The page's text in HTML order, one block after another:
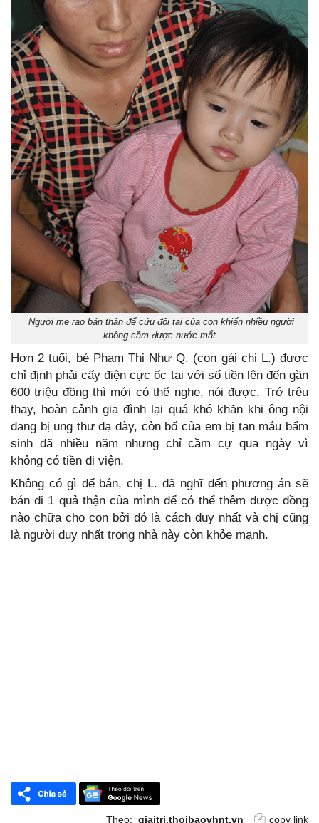
Người mẹ rao bán thận để cứu đôi tai của con khiến nhiều người
không cầm được nước mắt
Hơn 2 tuổi, bé Phạm Thị Như Q. (con gái chị L.) được
chỉ định phải cấy điện cực ốc tai với số tiền lên đến gần
600 triệu đồng thì mới có thể nghe, nói được. Trớ trêu
thay, hoàn cảnh gia đình lại quá khó khăn khi ông nội
đang bị ung thư dạ dày, còn bố của em bị tan máu bẩm
sinh đã nhiều năm nhưng chỉ cầm cự qua ngày vì
không có tiền đi viện.
Không có gì để bán, chị L. đã nghĩ đến phương án sẽ
bán đi 1 quả thận của mình để có thể thêm được đồng
nào chữa cho con bởi đó là cách duy nhất và chị cũng
là người duy nhất trong nhà này còn khỏe mạnh.
Theo: giaitri.thoibaovhnt.vn copy link